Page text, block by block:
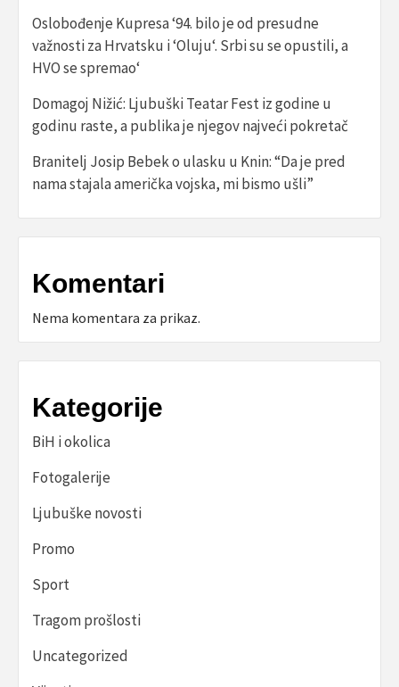
Oslobođenje Kupresa ‘94. bilo je od presudne
važnosti za Hrvatsku i ‘Oluju‘. Srbi su se opustili, a
HVO se spremao‘
Domagoj Nižić: Ljubuški Teatar Fest iz godine u
godinu raste, a publika je njegov najveći pokretač
Branitelj Josip Bebek o ulasku u Knin: “Da je pred
nama stajala američka vojska, mi bismo ušli”
Komentari
Nema komentara za prikaz.
Kategorije
BiH i okolica
Fotogalerije
Ljubuške novosti
Promo
Sport
Tragom prošlosti
Uncategorized